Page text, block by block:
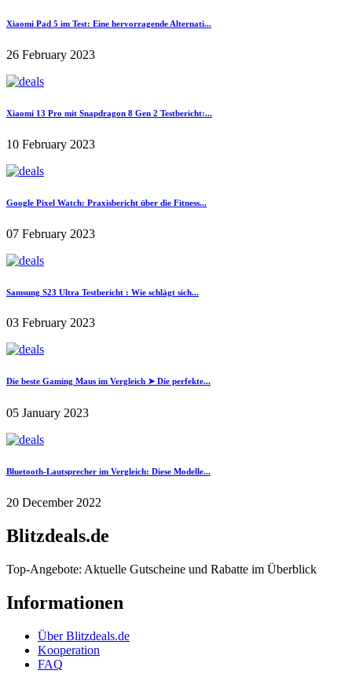
Xiaomi Pad 5 im Test: Eine hervorragende Alternati...
26 February 2023
Xiaomi 13 Pro mit Snapdragon 8 Gen 2 Testbericht:...
10 February 2023
Google Pixel Watch: Praxisbericht über die Fitness...
07 February 2023
Samsung S23 Ultra Testbericht : Wie schlägt sich...
03 February 2023
Die beste Gaming Maus im Vergleich ➤ Die perfekte...
05 January 2023
Bluetooth-Lautsprecher im Vergleich: Diese Modelle...
20 December 2022
Blitzdeals.de
Top-Angebote: Aktuelle Gutscheine und Rabatte im Überblick
Informationen
Über Blitzdeals.de
Kooperation
FAQ